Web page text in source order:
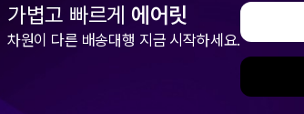
가볍고 빠르게 에어릿
차원이 다른 배송대행 지금 시작하세요.